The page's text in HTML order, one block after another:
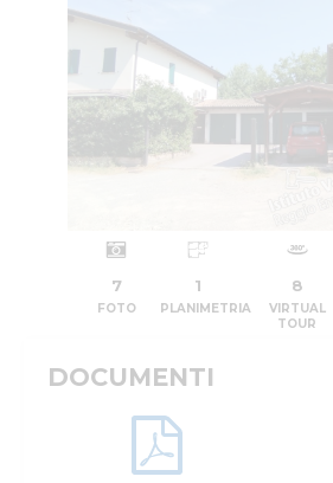
7
FOTO
1
PLANIMETRIA
8
VIRTUAL
TOUR
DOCUMENTI